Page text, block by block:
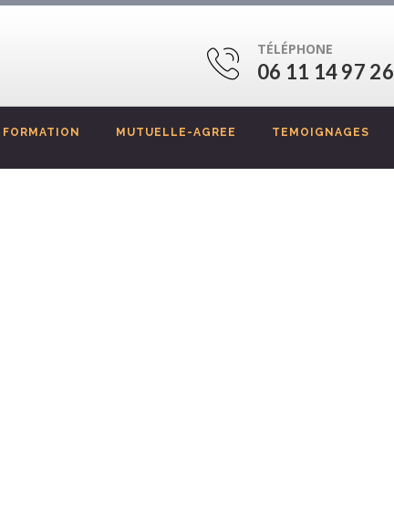
TÉLÉPHONE
06 11 14 97 26
FORMATION MUTUELLE-AGREE TEMOIGNAGES